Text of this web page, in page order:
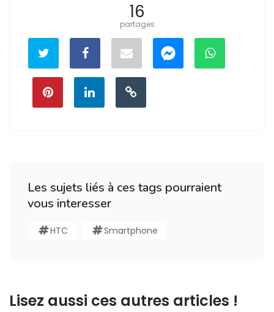
16
partages
Les sujets liés à ces tags pourraient
vous interesser
HTC Smartphone
Lisez aussi ces autres articles !